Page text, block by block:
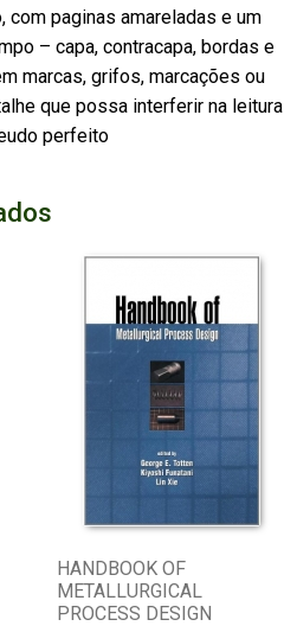
com paginas amareladas e um
– capa, contracapa, bordas e
marcas, grifos, marcações ou
que possa interferir na leitura
perfeito
HANDBOOK OF
METALLURGICAL
PROCESS DESIGN